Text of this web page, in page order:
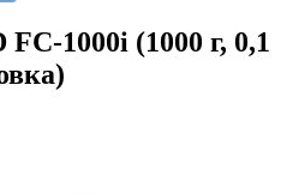
1000i (1000 г, 0,1